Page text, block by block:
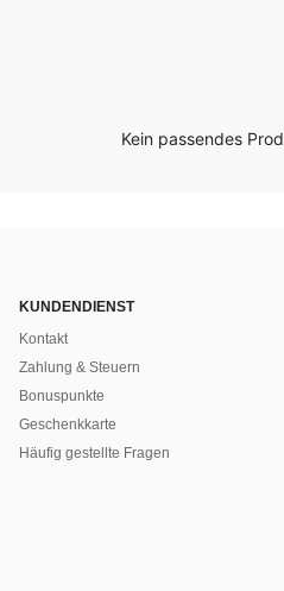
Kein passendes
KUNDENDIENST
Kontakt
Zahlung & Steuern
Bonuspunkte
Geschenkkarte
Häufig gestellte Fragen